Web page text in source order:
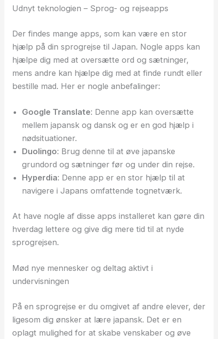
Udnyt teknologien – Sprog- og rejseapps
Der findes mange apps, som kan være en stor
hjælp på din sprogrejse til Japan. Nogle apps kan
hjælpe dig med at oversætte ord og sætninger,
mens andre kan hjælpe dig med at finde rundt eller
bestille mad. Her er nogle anbefalinger:
Google Translate: Denne app kan oversætte
mellem japansk og dansk og er en god hjælp i
nødsituationer.
Duolingo: Brug denne til at øve japanske
grundord og sætninger før og under din rejse.
Hyperdia: Denne app er en stor hjælp til at
navigere i Japans omfattende tognetværk.
At have nogle af disse apps installeret kan gøre din
hverdag lettere og give dig mere tid til at nyde
sprogrejsen.
Mød nye mennesker og deltag aktivt i
undervisningen
På en sprogrejse er du omgivet af andre elever, der
ligesom dig ønsker at lære japansk. Det er en
oplagt mulighed for at skabe venskaber og øve